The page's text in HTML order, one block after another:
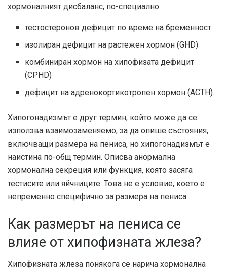
хормоналният дисбаланс, по-специално:
тестостеронов дефицит по време на бременност
изолиран дефицит на растежен хормон (GHD)
комбиниран хормон на хипофизата дефицит
(CPHD)
дефицит на адренокортикотропен хормон (ACTH).
Хипогонадизмът е друг термин, който може да се
използва взаимозаменяемо, за да опише състояния,
включващи размера на пениса, но хипогонадизмът е
наистина по-общ термин. Описва анормална
хормонална секреция или функция, която засяга
тестисите или яйчниците. Това не е условие, което е
непременно специфично за размера на пениса.
Как размерът на пениса се
влияе от хипофизната жлеза?
Хипофизната жлеза понякога се нарича хормонална